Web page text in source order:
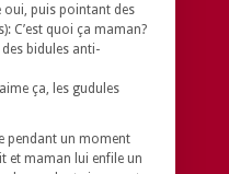
oui, puis pointant des
C’est quoi ça maman?
bidules anti-
aime ça, les gudules
pendant un moment
et maman lui enfile un